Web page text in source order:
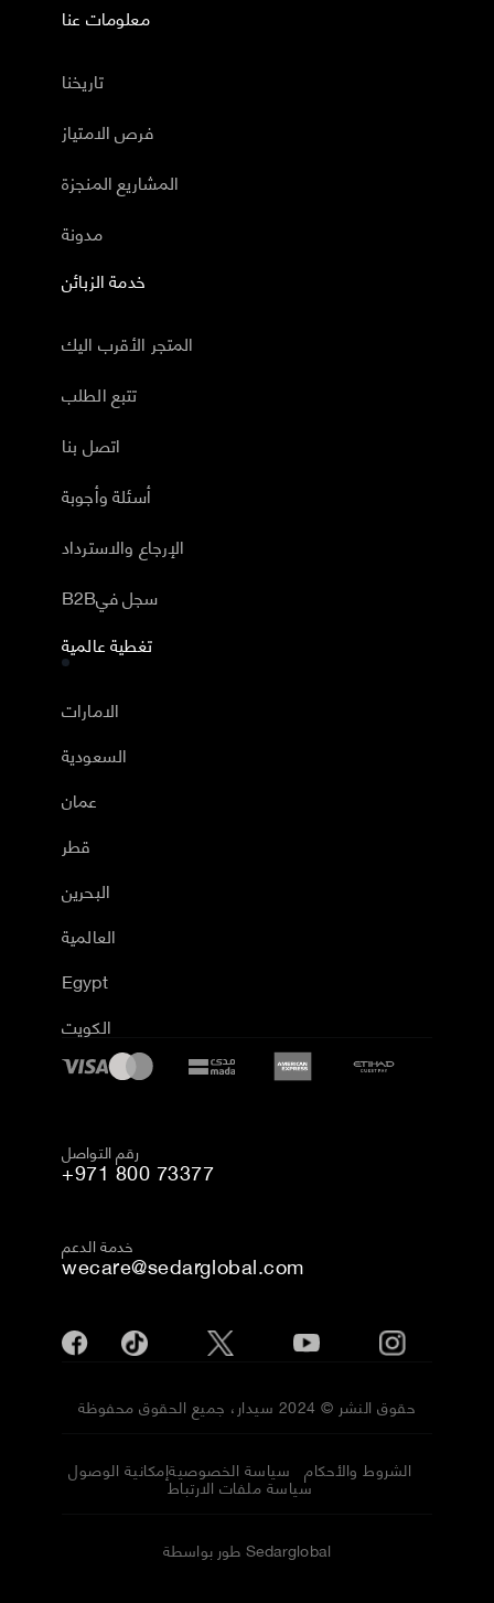
معلومات عنا
تاريخنا
فرص الامتياز
المشاريع المنجزة
مدونة
خدمة الزبائن
المتجر الأقرب اليك
تتبع الطلب
اتصل بنا
أسئلة وأجوبة
الإرجاع والاسترداد
B2Bسجل في
تغطية عالمية
الامارات
السعودية
عمان
قطر
البحرين
العالمية
Egypt
الكويت
رقم التواصل
+971 800 73377
خدمة الدعم
wecare@sedarglobal.com
حقوق النشر © 2024 سيدار، جميع الحقوق محفوظة
إمكانية الوصولسياسة الخصوصية الشروط والأحكام
سياسة ملفات الارتباط
طور بواسطة Sedarglobal